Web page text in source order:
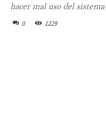
hacer mal uso del sistema
0 1229